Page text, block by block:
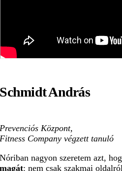
Schmidt András
Prevenciós Központ,
Fitness Company végzett tanuló
Nóriban nagyon szeretem azt,
magát: nem csak szakmai